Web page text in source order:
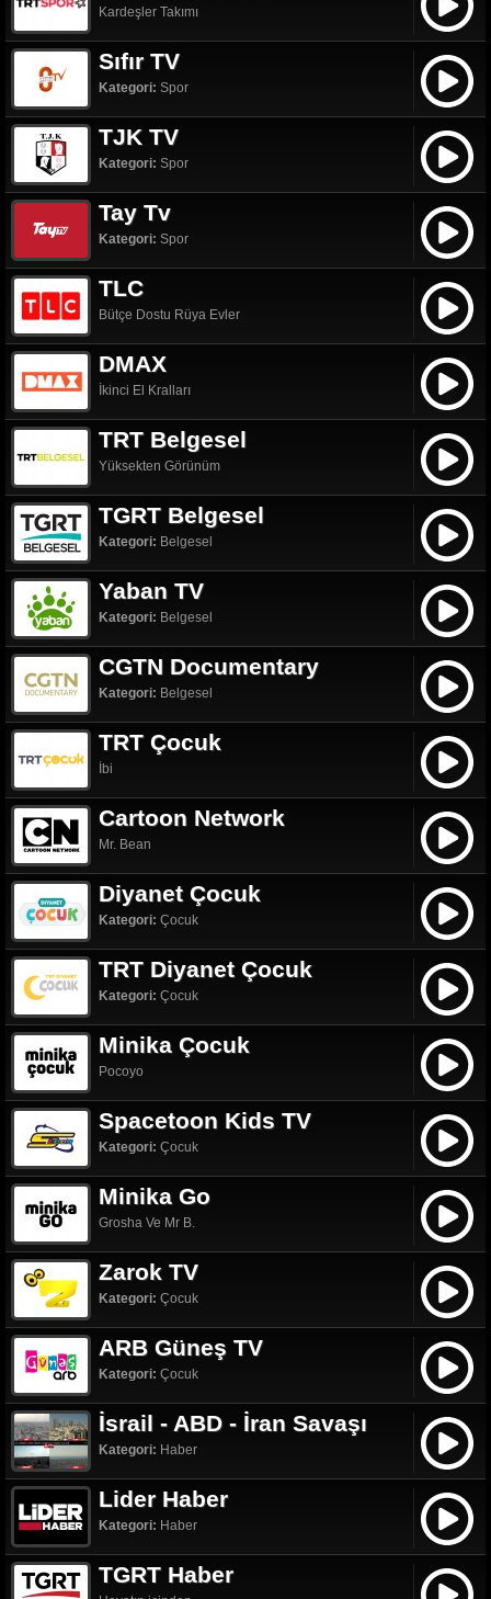
Kardeşler Takımı
Sıfır TV
Kategori: Spor
TJK TV
Kategori: Spor
Tay Tv
Kategori: Spor
TLC
Bütçe Dostu Rüya Evler
DMAX
İkinci El Kralları
TRT Belgesel
Yüksekten Görünüm
TGRT Belgesel
Kategori: Belgesel
Yaban TV
Kategori: Belgesel
CGTN Documentary
Kategori: Belgesel
TRT Çocuk
İbi
Cartoon Network
Mr. Bean
Diyanet Çocuk
Kategori: Çocuk
TRT Diyanet Çocuk
Kategori: Çocuk
Minika Çocuk
Pocoyo
Spacetoon Kids TV
Kategori: Çocuk
Minika Go
Grosha Ve Mr B.
Zarok TV
Kategori: Çocuk
ARB Güneş TV
Kategori: Çocuk
İsrail - ABD - İran Savaşı
Kategori: Haber
Lider Haber
Kategori: Haber
TGRT Haber